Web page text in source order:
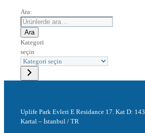
Ara:
Ara
Kategori
seçin
Uplife Park Evleri E Residance 17. Kat D: 143
Kartal – İstanbul / TR